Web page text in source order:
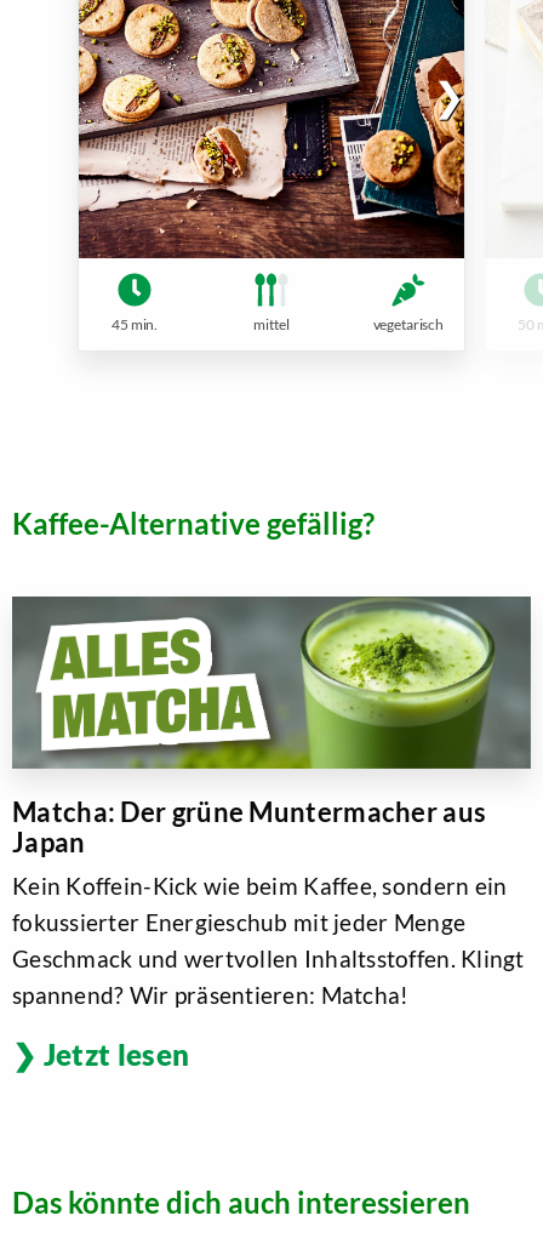
45 min. mittel vegetarisch 50
Kaffee-Alternative gefällig?
Matcha: Der grüne Muntermacher aus
Japan
Kein Koffein-Kick wie beim Kaffee, sondern ein
fokussierter Energieschub mit jeder Menge
Geschmack und wertvollen Inhaltsstoffen. Klingt
spannend? Wir präsentieren: Matcha!
Jetzt lesen
Das könnte dich auch interessieren